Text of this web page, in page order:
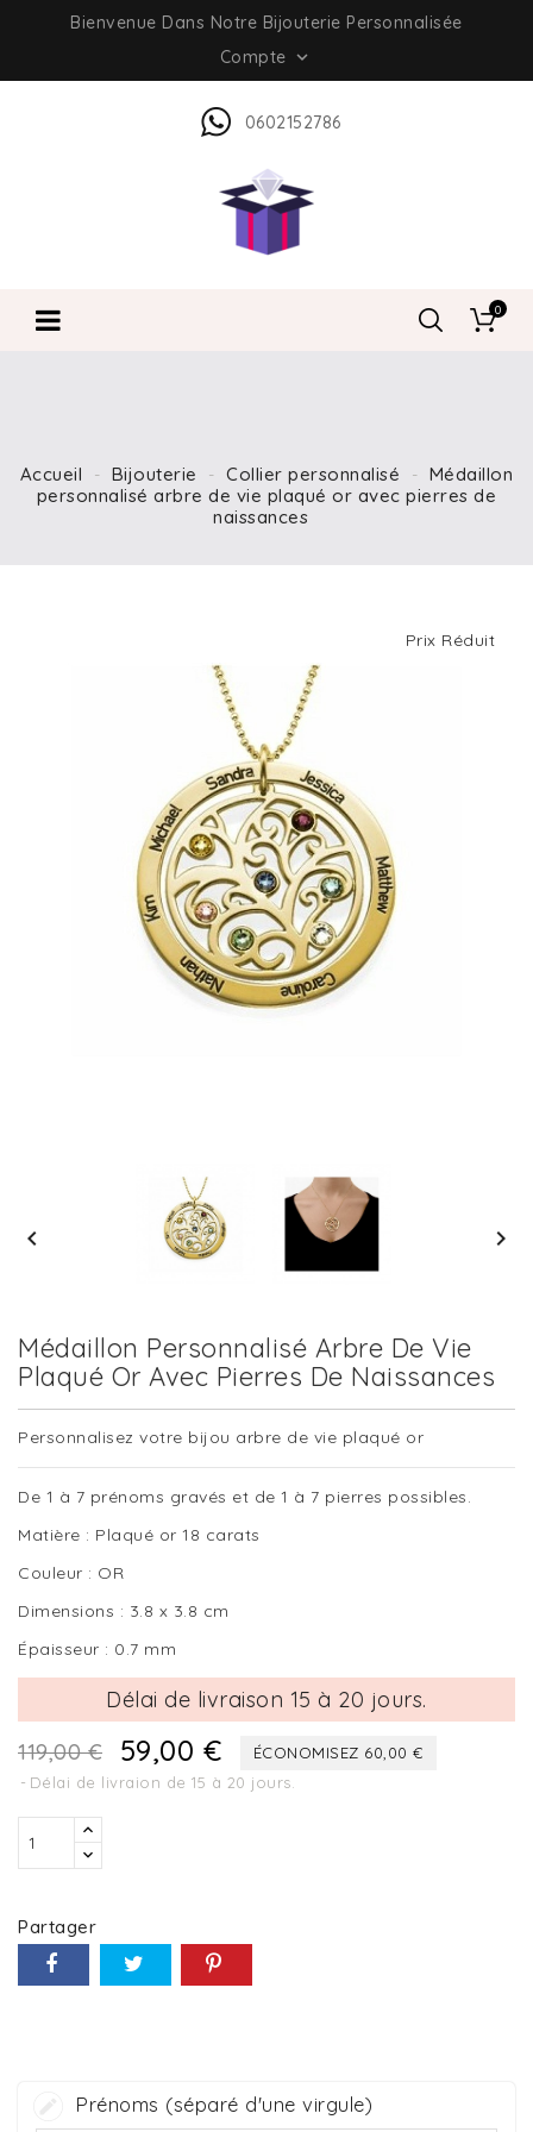
Bienvenue Dans Notre Bijouterie Personnalisée
Compte 
0602152786
0
Accueil Bijouterie Collier personnalisé
Médaillon
personnalisé arbre de vie plaqué or avec pierres de
naissances
Prix Réduit
 
Médaillon Personnalisé Arbre De Vie
Plaqué Or Avec Pierres De Naissances
Personnalisez votre bijou arbre de vie plaqué or
De 1 à 7 prénoms gravés et de 1 à 7 pierres possibles.
Matière : Plaqué or 18 carats
Couleur : OR
Dimensions : 3.8 x 3.8 cm
Épaisseur : 0.7 mm
Délai de livraison 15 à 20 jours.
119,00 €
59,00 €
ÉCONOMISEZ 60,00 €
Délai de livraion de 15 à 20 jours.
Partager
Prénoms (séparé d'une virgule)